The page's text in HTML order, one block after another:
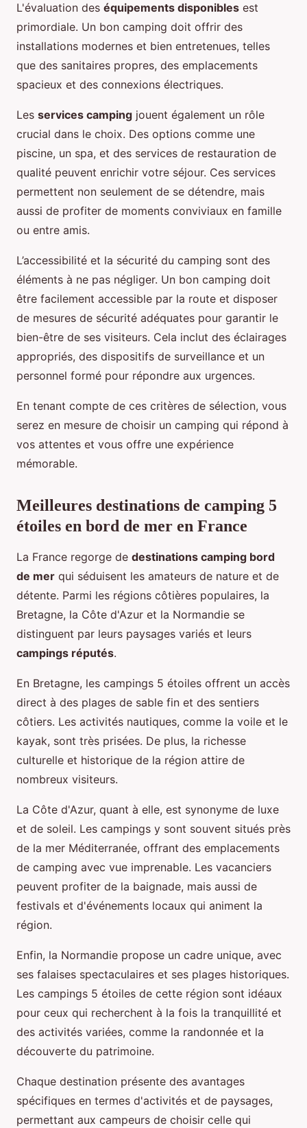
L'évaluation des équipements disponibles est
primordiale. Un bon camping doit offrir des
installations modernes et bien entretenues, telles
que des sanitaires propres, des emplacements
spacieux et des connexions électriques.
Les services camping jouent également un rôle
crucial dans le choix. Des options comme une
piscine, un spa, et des services de restauration de
qualité peuvent enrichir votre séjour. Ces services
permettent non seulement de se détendre, mais
aussi de profiter de moments conviviaux en famille
ou entre amis.
L’accessibilité et la sécurité du camping sont des
éléments à ne pas négliger. Un bon camping doit
être facilement accessible par la route et disposer
de mesures de sécurité adéquates pour garantir le
bien-être de ses visiteurs. Cela inclut des éclairages
appropriés, des dispositifs de surveillance et un
personnel formé pour répondre aux urgences.
En tenant compte de ces critères de sélection, vous
serez en mesure de choisir un camping qui répond à
vos attentes et vous offre une expérience
mémorable.
Meilleures destinations de camping 5
étoiles en bord de mer en France
La France regorge de destinations camping bord
de mer qui séduisent les amateurs de nature et de
détente. Parmi les régions côtières populaires, la
Bretagne, la Côte d'Azur et la Normandie se
distinguent par leurs paysages variés et leurs
campings réputés.
En Bretagne, les campings 5 étoiles offrent un accès
direct à des plages de sable fin et des sentiers
côtiers. Les activités nautiques, comme la voile et le
kayak, sont très prisées. De plus, la richesse
culturelle et historique de la région attire de
nombreux visiteurs.
La Côte d'Azur, quant à elle, est synonyme de luxe
et de soleil. Les campings y sont souvent situés près
de la mer Méditerranée, offrant des emplacements
de camping avec vue imprenable. Les vacanciers
peuvent profiter de la baignade, mais aussi de
festivals et d'événements locaux qui animent la
région.
Enfin, la Normandie propose un cadre unique, avec
ses falaises spectaculaires et ses plages historiques.
Les campings 5 étoiles de cette région sont idéaux
pour ceux qui recherchent à la fois la tranquillité et
des activités variées, comme la randonnée et la
découverte du patrimoine.
Chaque destination présente des avantages
spécifiques en termes d'activités et de paysages,
permettant aux campeurs de choisir celle qui